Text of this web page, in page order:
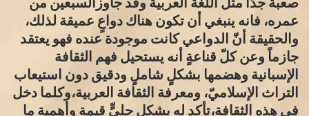
عمره، فانه ينبغي أن تكون هناك دواعٍ عميقة لذلك،
والحقيقة أنّ الدواعي كانت موجودة عنده فهو يعتقد
جازماً وعن كلّ قناعةٍ أنه يستحيل فهم الثقافة
الإسبانية وهضمها بشكلٍ شاملٍ ودقيق دون استيعاب
التراث الإسلاميّ، ومعرفة الثقافة العربية،وكلما دخل
في هذه الثقافة،تأكد له بشكلٍ جليٍّ قيمة وأهمية ما